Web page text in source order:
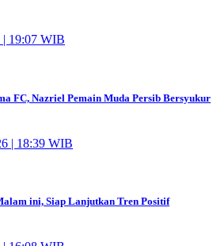
| 19:07 WIB
FC, Nazriel Pemain Muda Persib Bersyukur
| 18:39 WIB
ini, Siap Lanjutkan Tren Positif